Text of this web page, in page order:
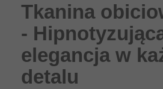
Tkanina
-
elegancja w
detalu